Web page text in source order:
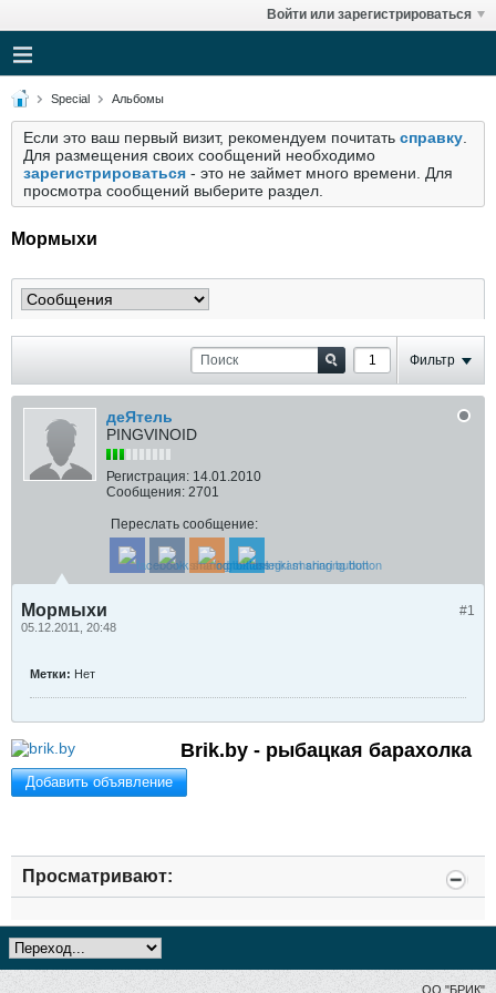
Войти или зарегистрироваться
Special Альбомы
Если это ваш первый визит, рекомендуем почитать справку
Для размещения своих сообщений необходимо
зарегистрироваться - это не займет много времени. Для
просмотра сообщений выберите раздел.
Мормыхи
Фильтр
деЯтель
PINGVINOID
Регистрация: 14.01.2010
Сообщения: 2701
Переслать сообщение:
#1
Мормыхи
05.12.2011, 20:48
Метки: Нет
Brik.by - рыбацкая барахолка
Добавить объявление
Просматривают:
ОО "БРИК"